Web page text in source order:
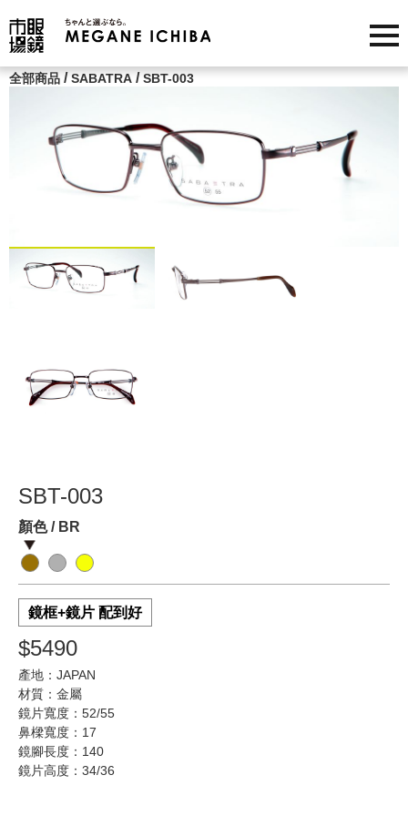
全部商品 /SABATRA /SBT-003
SBT-003
顏色 / BR
鏡框+鏡片 配到好
$5490
產地：JAPAN
材質：金屬
鏡片寬度：52/55
鼻樑寬度：17
鏡腳長度：140
鏡片高度：34/36